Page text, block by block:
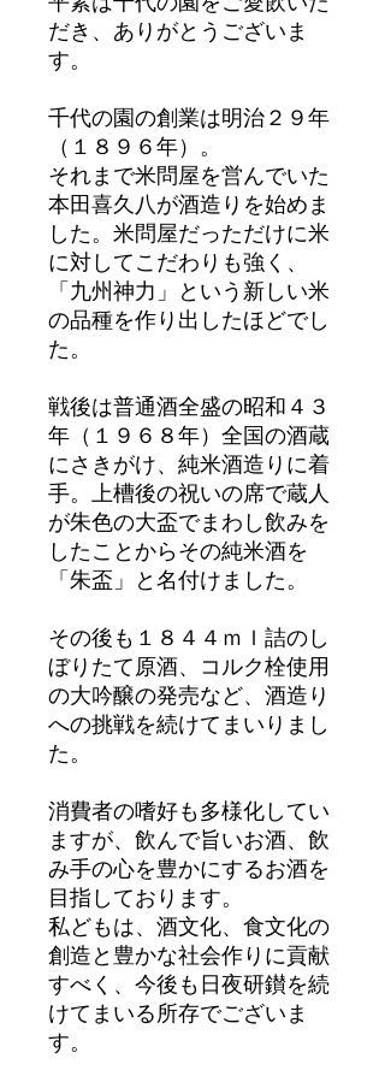
だき、ありがとうございま
す。
千代の園の創業は明治２９年
（１８９６年）。
それまで米問屋を営んでいた
本田喜久八が酒造りを始めま
した。米問屋だっただけに米
に対してこだわりも強く、
「九州神力」という新しい米
の品種を作り出したほどでし
た。
戦後は普通酒全盛の昭和４３
年（１９６８年）全国の酒蔵
にさきがけ、純米酒造りに着
手。上槽後の祝いの席で蔵人
が朱色の大盃でまわし飲みを
したことからその純米酒を
「朱盃」と名付けました。
その後も１８４４ｍｌ詰のし
ぼりたて原酒、コルク栓使用
の大吟醸の発売など、酒造り
への挑戦を続けてまいりまし
た。
消費者の嗜好も多様化してい
ますが、飲んで旨いお酒、飲
み手の心を豊かにするお酒を
目指しております。
私どもは、酒文化、食文化の
創造と豊かな社会作りに貢献
すべく、今後も日夜研鑚を続
けてまいる所存でございま
す。